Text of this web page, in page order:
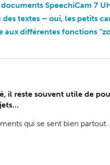
SpeechiCam 7
des textes – oui, les petits
aux différentes fonctions
il reste souvent utile de
qui se sent bien